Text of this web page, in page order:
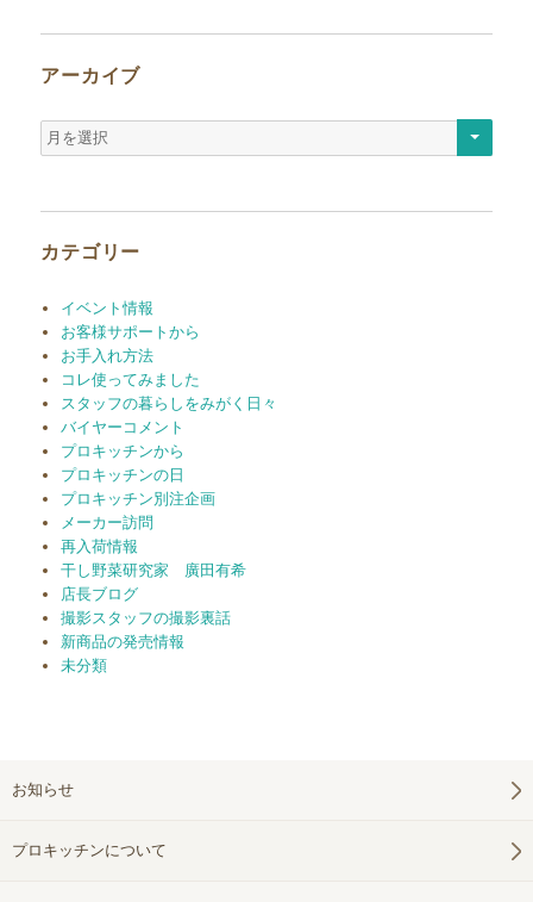
アーカイブ
ア
ー
カテゴリー
イベント情報
お客様サポートから
お手入れ方法
コレ使ってみました
スタッフの暮らしをみがく日々
バイヤーコメント
プロキッチンから
プロキッチンの日
プロキッチン別注企画
メーカー訪問
再入荷情報
干し野菜研究家 廣田有希
店長ブログ
撮影スタッフの撮影裏話
新商品の発売情報
未分類
お知らせ
プロキッチンについて